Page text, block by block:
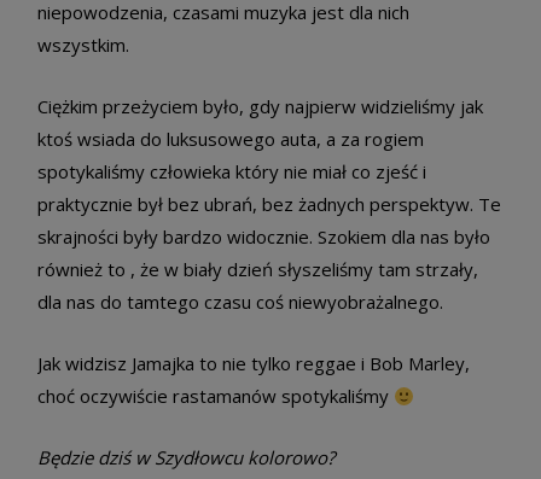
niepowodzenia, czasami muzyka jest dla nich
wszystkim.
Ciężkim przeżyciem było, gdy najpierw widzieliśmy jak
ktoś wsiada do luksusowego auta, a za rogiem
spotykaliśmy człowieka który nie miał co zjeść i
praktycznie był bez ubrań, bez żadnych perspektyw. Te
skrajności były bardzo widocznie. Szokiem dla nas było
również to , że w biały dzień słyszeliśmy tam strzały,
dla nas do tamtego czasu coś niewyobrażalnego.
Jak widzisz Jamajka to nie tylko reggae i Bob Marley,
choć oczywiście rastamanów spotykaliśmy
Będzie dziś w Szydłowcu kolorowo?